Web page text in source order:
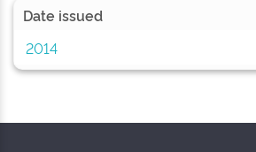
Date issued
2014